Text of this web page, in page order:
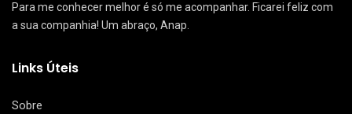
Para me conhecer melhor é só me acompanhar. Ficarei feliz com
a sua companhia! Um abraço, Anap.
Links Úteis
Sobre